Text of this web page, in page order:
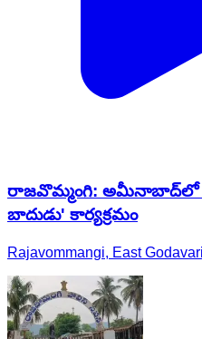
రాజవొమ్మంగి: అమీనాబాద్‌లో
బాదుడు' కార్యక్రమం
Rajavommangi, East